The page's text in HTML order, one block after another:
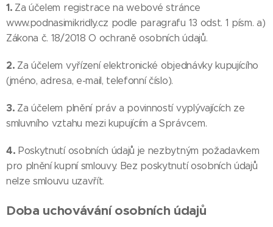
1. Za účelem registrace na webové stránce
www.podnasimikridly.cz podle paragrafu 13 odst. 1 písm. a)
Zákona č. 18/2018 O ochraně osobních údajů.
2. Za účelem vyřízení elektronické objednávky kupujícího
(jméno, adresa, e-mail, telefonní číslo).
3. Za účelem plnění práv a povinností vyplývajících ze
smluvního vztahu mezi kupujícím a Správcem.
4. Poskytnutí osobních údajů je nezbytným požadavkem
pro plnění kupní smlouvy. Bez poskytnutí osobních údajů
nelze smlouvu uzavřít.
Doba uchovávání osobních údajů